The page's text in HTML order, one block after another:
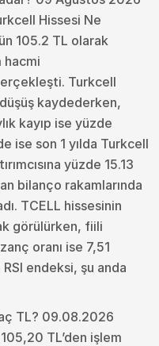
Hissesi Ne
105.2 TL olarak
hacmi
Turkcell
kaydederken,
kayıp ise yüzde
ise son 1 yılda Turkcell
yüzde 15.13
bilanço rakamlarında
TCELL hissesinin
görülürken, fiili
oranı ise 7,51
endeksi, şu anda
TL? 09.08.2026
TL’den işlem